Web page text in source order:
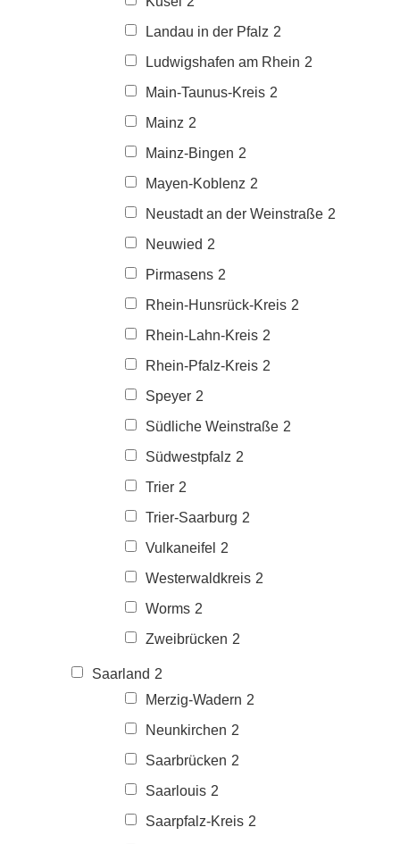
Landau in der Pfalz 2
Ludwigshafen am Rhein 2
Main-Taunus-Kreis 2
Mainz 2
Mainz-Bingen 2
Mayen-Koblenz 2
Neustadt an der Weinstraße 2
Neuwied 2
Pirmasens 2
Rhein-Hunsrück-Kreis 2
Rhein-Lahn-Kreis 2
Rhein-Pfalz-Kreis 2
Speyer 2
Südliche Weinstraße 2
Südwestpfalz 2
Trier 2
Trier-Saarburg 2
Vulkaneifel 2
Westerwaldkreis 2
Worms 2
Zweibrücken 2
Saarland 2
Merzig-Wadern 2
Neunkirchen 2
Saarbrücken 2
Saarlouis 2
Saarpfalz-Kreis 2